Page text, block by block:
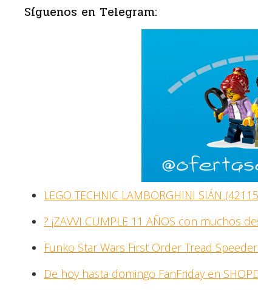
Síguenos en Telegram:
LEGO TECHNIC LAMBORGHINI SIÁN
? ¡ZAVVI CUMPLE 11 AÑOS con muchos
Funko Star Wars First Order Tread
De hoy hasta domingo FanFriday en